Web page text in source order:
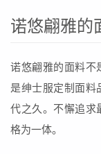
诺悠翩雅的
诺悠翩雅的面料不
是绅士服定制面料
代之久。不懈追求
格为一体。